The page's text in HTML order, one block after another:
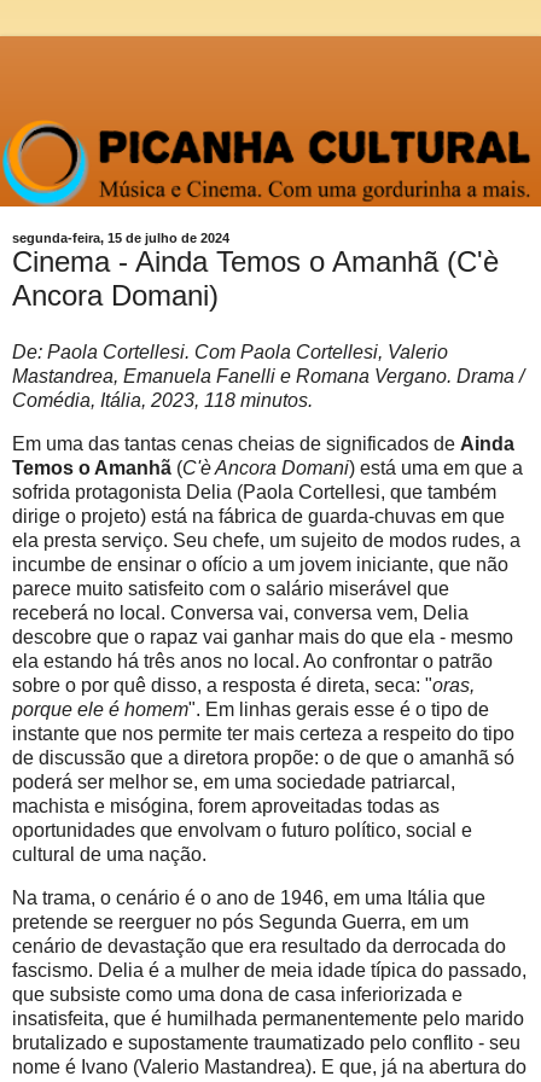
segunda-feira, 15 de julho de 2024
Cinema - Ainda Temos o Amanhã (C'è
Ancora Domani)
De: Paola Cortellesi. Com Paola Cortellesi, Valerio
Mastandrea, Emanuela Fanelli e Romana Vergano. Drama /
Comédia, Itália, 2023, 118 minutos.
Em uma das tantas cenas cheias de significados de Ainda
Temos o Amanhã (C'è Ancora Domani) está uma em que a
sofrida protagonista Delia (Paola Cortellesi, que também
dirige o projeto) está na fábrica de guarda-chuvas em que
ela presta serviço. Seu chefe, um sujeito de modos rudes, a
incumbe de ensinar o ofício a um jovem iniciante, que não
parece muito satisfeito com o salário miserável que
receberá no local. Conversa vai, conversa vem, Delia
descobre que o rapaz vai ganhar mais do que ela - mesmo
ela estando há três anos no local. Ao confrontar o patrão
sobre o por quê disso, a resposta é direta, seca: "oras,
porque ele é homem". Em linhas gerais esse é o tipo de
instante que nos permite ter mais certeza a respeito do tipo
de discussão que a diretora propõe: o de que o amanhã só
poderá ser melhor se, em uma sociedade patriarcal,
machista e misógina, forem aproveitadas todas as
oportunidades que envolvam o futuro político, social e
cultural de uma nação.
Na trama, o cenário é o ano de 1946, em uma Itália que
pretende se reerguer no pós Segunda Guerra, em um
cenário de devastação que era resultado da derrocada do
fascismo. Delia é a mulher de meia idade típica do passado,
que subsiste como uma dona de casa inferiorizada e
insatisfeita, que é humilhada permanentemente pelo marido
brutalizado e supostamente traumatizado pelo conflito - seu
nome é Ivano (Valerio Mastandrea). E que, já na abertura do